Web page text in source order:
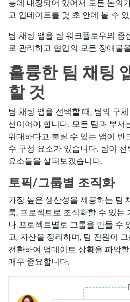
능에 내장되어 있어서 모든 논의
고 업데이트를 몇 초 안에 볼 수
팀 채팅 앱을 팀 워크플로우의 중
로 관리하고 협업의 모든 장애물
훌륭한 팀 채팅
할 것
팀 채팅 앱을 선택할 때, 팀의 구
선이어야 합니다. 모든 팀과 부서
위대하다고 불릴 수 있는 앱이 반
수 구성 요소가 있습니다. 팀이
요소들을 살펴보겠습니다.
토픽/그룹별 조직화
가장 높은 생산성을 제공하는 팀
룹, 프로젝트로 조직화할 수 있는
나 프로젝트별로 그룹을 만들 수
고, 자산을 정리하며, 팀 전원이
전환하여 업데이트 상황을 파악
매우 중요합니다.